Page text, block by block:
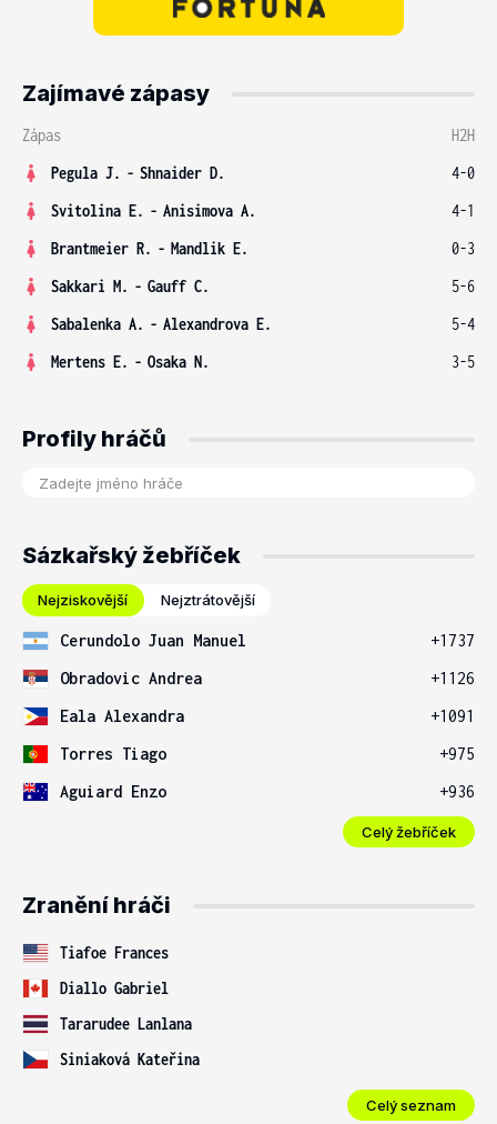
Zajímavé zápasy
Zápas
H2H
Pegula J. - Shnaider D.
4-0
Svitolina E. - Anisimova A.
4-1
Brantmeier R. - Mandlik E.
0-3
Sakkari M. - Gauff C.
5-6
Sabalenka A. - Alexandrova E.
5-4
Mertens E. - Osaka N. 3-5
Profily hráčů
Sázkařský žebříček
Nejziskovější Nejztrátovější
Cerundolo Juan Manuel
+1737
Obradovic Andrea
+1126
Eala Alexandra
+1091
Torres Tiago
+975
Aguiard Enzo
+936
Celý žebříček
Zranění hráči
Tiafoe Frances
Diallo Gabriel
Tararudee Lanlana
Siniaková Kateřina
Celý seznam